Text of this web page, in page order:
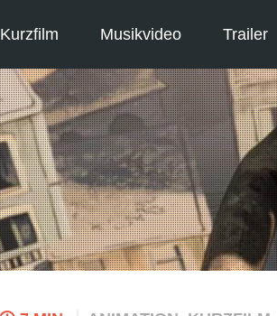
Kurzfilm Musikvideo Trailer